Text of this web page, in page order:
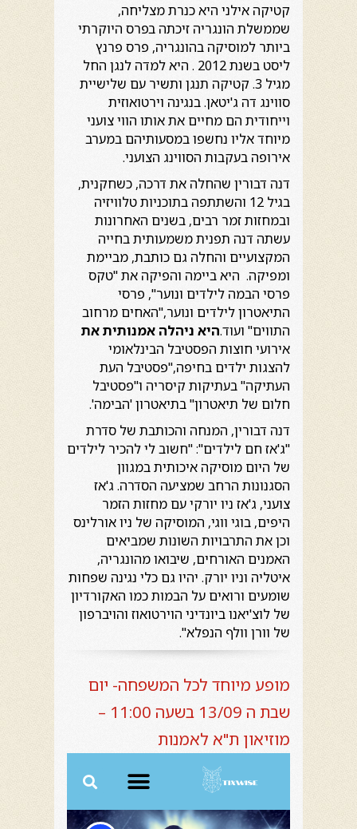
קטיקה אילני היא כנרת מצליחה,
שממשלת הונגריה זיכתה בפרס היוקרתי
ביותר למוסיקה בהונגריה, פרס פרנץ
ליסט בשנת 2012 . היא למדה לנגן החל
מגיל 3. קטיקה תנגן ותשיר עם שלישיית
סווינג דה ג'יטאן. בנגינה וירטואוזית
וייחודית הם מחיים את אותו הווי צועני
מיוחד אליו נחשפו במסעותיהם במערב
אירופה בעקבות הסווינג הצועני.
דנה דבורין שהחלה את דרכה, כשחקנית,
בגיל 12 והשתתפה בתוכניות טלוויזיה
ובמחזות זמר רבים, בשנים האחרונות
עשתה דנה תפנית משמעותית בחייה
המקצועיים והחלה גם כותבת, מביימת
ומפיקה. היא ביימה והפיקה את "טקס
פרסי הבמה לילדים ונוער", פרסי
התיאטרון לילדים ונוער,"האחים מרחוב
התווים" ועוד.היא ניהלה אמנותית את
אירועי חוצות הפסטיבל הבינלאומי
להצגות ילדים בחיפה,"פסטיבל העת
העתיקה" בעתיקות קיסריה ו"פסטיבל
חלום של תיאטרון" בתיאטרון 'הבימה'.
דנה דבורין, המנחה והכותבת של סדרת
"ג'אז חם לילדים": "חשוב לי להכיר לילדים
של היום מוסיקה איכותית במגוון
הסגנונות הרחב שמציעה הסדרה. ג'אז
צועני, ג'אז ניו יורקי עם מחזות הזמר
היפים, בוגי ווגי, המוסיקה של ניו אורלינס
וכן את התרבויות השונות שמביאים
האמנים האורחים, שיבואו מהונגריה,
איטליה וניו יורק. יהיו גם כלי נגינה שפחות
שומעים ורואים על הבמות כמו האקורדיון
של לוצ'יאנו ביונדיני הוירטואוז והויברפון
של וורן וולף הנפלא".
מופע מיוחד לכל המשפחה- יום
שבת ה 13/09 בשעה 11:00 –
מוזיאון ת"א לאמנות